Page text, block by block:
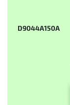
D9044A150A